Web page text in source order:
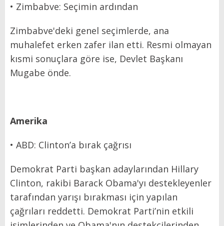
• Zimbabve: Seçimin ardından
Zimbabve'deki genel seçimlerde, ana
muhalefet erken zafer ilan etti. Resmi olmayan
kısmi sonuçlara göre ise, Devlet Başkanı
Mugabe önde.
Amerika
• ABD: Clinton’a bırak çağrısı
Demokrat Parti başkan adaylarından Hillary
Clinton, rakibi Barack Obama'yı destekleyenler
tarafından yarışı bırakması için yapılan
çağrıları reddetti. Demokrat Parti’nin etkili